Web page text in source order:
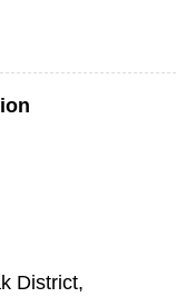
District,